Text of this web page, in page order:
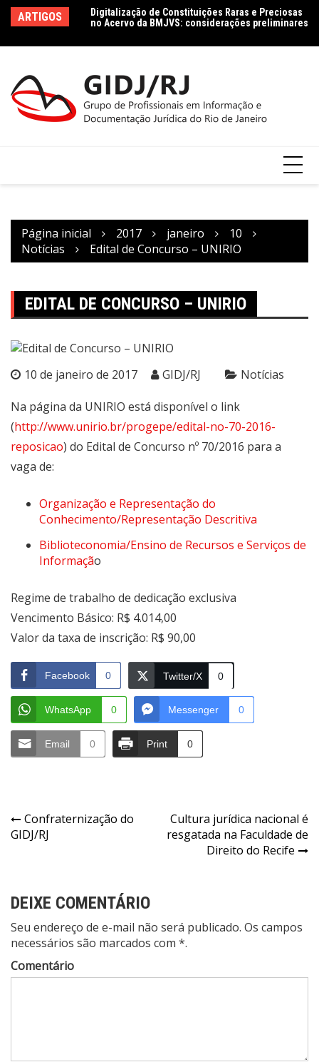
paraARTIGOS
no Acervo da BMJVS: considerações preliminares
Dados jurídicos na perspectiva da Ciência da
Página inicial 2017 janeiro
10
Notícias
Edital de Concurso – UNIRIO
EDITAL DE CONCURSO – UNIRIO
10 de janeiro de 2017 GIDJ/RJ Notícias
Na página da UNIRIO está disponível o link
(http://www.unirio.br/progepe/edital-no-70-2016-
reposicao) do Edital de Concurso nº 70/2016 para a
vaga de:
Organização e Representação do
Conhecimento/Representação Descritiva
Biblioteconomia/Ensino de Recursos e Serviços de
Informação
Regime de trabalho de dedicação exclusiva
Vencimento Básico: R$ 4.014,00
Valor da taxa de inscrição: R$ 90,00
Facebook 0 Twitter/X 0
WhatsApp 0 Messenger 0
Email 0 Print 0
Navegação
de
Confraternização do
GIDJ/RJ
Cultura jurídica nacional é
resgatada na Faculdade de
Direito do Recife
DEIXE COMENTÁRIO
Seu endereço de e-mail não será publicado. Os campos
necessários são marcados com *.
Comentário